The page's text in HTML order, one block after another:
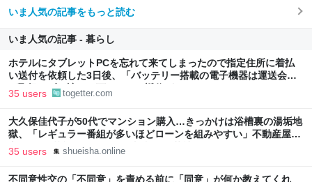
いま人気の記事をもっと読む
いま人気の記事 - 暮らし
ホテルにタブレットPCを忘れて来てしまったので指定住所に着払
い送付を依頼した3日後、「バッテリー搭載の電子機器は運送会社
が取扱わず、諦めて下さい」と返信がきた
35 users togetter.com
大久保佳代子が50代でマンション購入…きっかけは浴槽裏の湯垢地
獄、「レギュラー番組が多いほどローンを組みやすい」不動産屋に
言われた“芸能人ならではの事情” | 集英社オンライン
35 users shueisha.online
不同意性交の「不同意」を責める前に「同意」が何か教えてくれ